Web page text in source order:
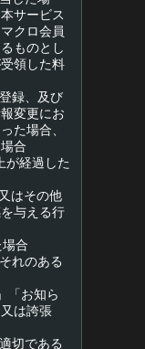
サービス
クロ会員
ものとし
領した料
録、及び
変更にお
た場合、
合
が経過した
はその他
与える行
合
れのある
「お知ら
は誇張
切である